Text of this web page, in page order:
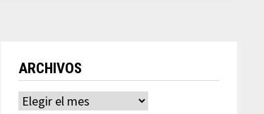
ARCHIVOS
Archivos